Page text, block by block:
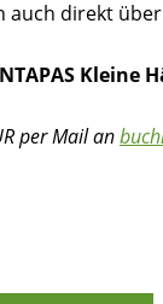
direkt
Kleine
per Mail an